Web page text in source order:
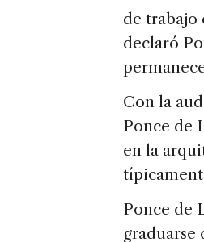
de trabajo
declaró
Con la
Ponce de
en la
Ponce de